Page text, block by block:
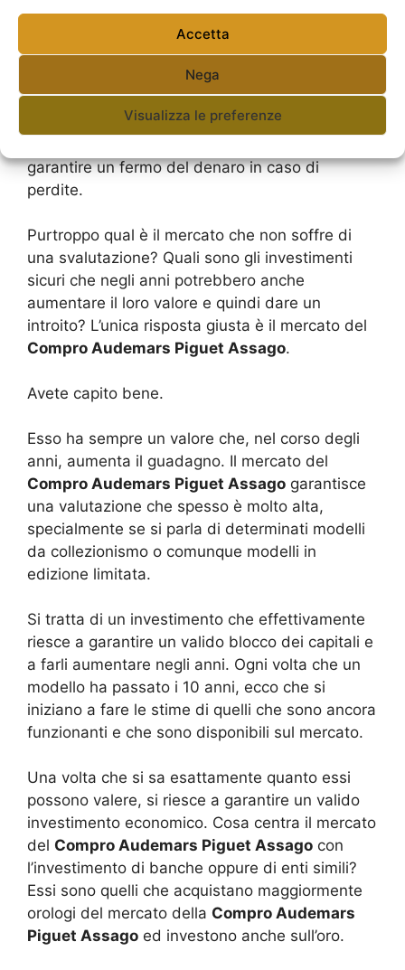
Accetta
Nega
Visualizza le preferenze
Per quanto riguarda i capitali che le banche
gestiscono, esso non deve assolutamente
svalutarsi poiché si ha a che fare con un
garantire un fermo del denaro in caso di
perdite.
Purtroppo qual è il mercato che non soffre di
una svalutazione? Quali sono gli investimenti
sicuri che negli anni potrebbero anche
aumentare il loro valore e quindi dare un
introito? L’unica risposta giusta è il mercato del
Compro Audemars Piguet Assago.
Avete capito bene.
Esso ha sempre un valore che, nel corso degli
anni, aumenta il guadagno. Il mercato del
Compro Audemars Piguet Assago garantisce
una valutazione che spesso è molto alta,
specialmente se si parla di determinati modelli
da collezionismo o comunque modelli in
edizione limitata.
Si tratta di un investimento che effettivamente
riesce a garantire un valido blocco dei capitali e
a farli aumentare negli anni. Ogni volta che un
modello ha passato i 10 anni, ecco che si
iniziano a fare le stime di quelli che sono ancora
funzionanti e che sono disponibili sul mercato.
Una volta che si sa esattamente quanto essi
possono valere, si riesce a garantire un valido
investimento economico. Cosa centra il mercato
del Compro Audemars Piguet Assago con
l’investimento di banche oppure di enti simili?
Essi sono quelli che acquistano maggiormente
orologi del mercato della Compro Audemars
Piguet Assago ed investono anche sull’oro.